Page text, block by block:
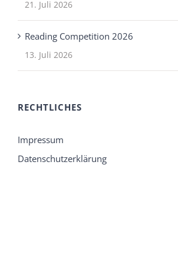
21. Juli 2026
Reading Competition 2026
13. Juli 2026
RECHTLICHES
Impressum
Datenschutzerklärung